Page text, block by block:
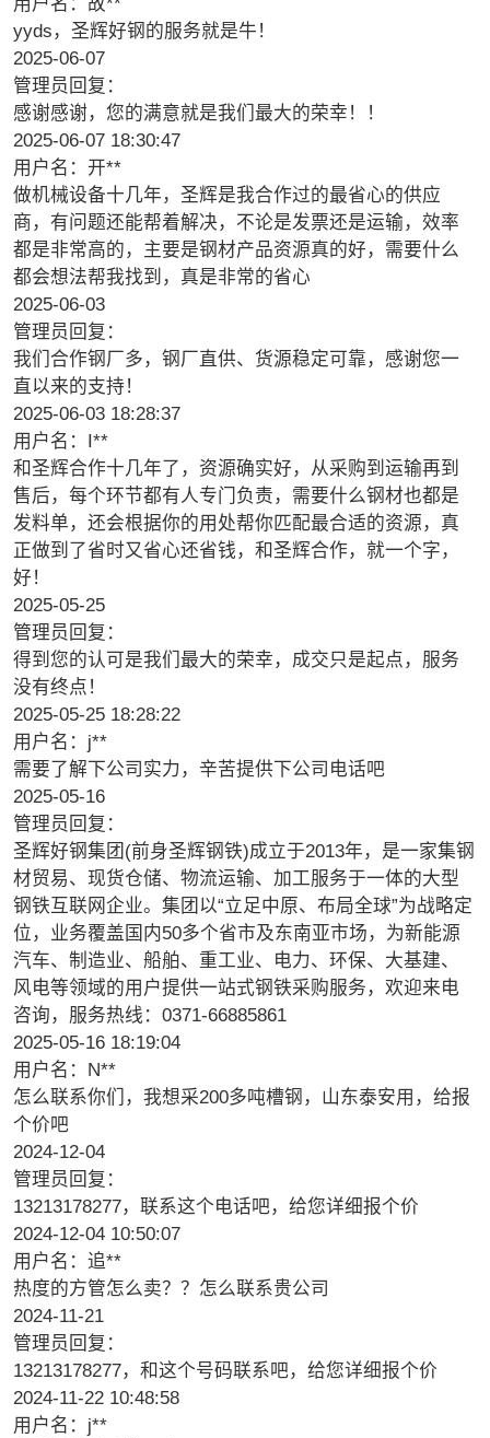
yyds，圣辉好钢的服务就是牛！
2025-06-07
管理员回复：
感谢感谢，您的满意就是我们最大的荣幸！！
2025-06-07 18:30:47
用户名：开**
做机械设备十几年，圣辉是我合作过的最省心的供应
商，有问题还能帮着解决，不论是发票还是运输，效率
都是非常高的，主要是钢材产品资源真的好，需要什么
都会想法帮我找到，真是非常的省心
2025-06-03
管理员回复：
我们合作钢厂多，钢厂直供、货源稳定可靠，感谢您一
直以来的支持！
2025-06-03 18:28:37
用户名：I**
和圣辉合作十几年了，资源确实好，从采购到运输再到
售后，每个环节都有人专门负责，需要什么钢材也都是
发料单，还会根据你的用处帮你匹配最合适的资源，真
正做到了省时又省心还省钱，和圣辉合作，就一个字，
好！
2025-05-25
管理员回复：
得到您的认可是我们最大的荣幸，成交只是起点，服务
没有终点！
2025-05-25 18:28:22
用户名：j**
需要了解下公司实力，辛苦提供下公司电话吧
2025-05-16
管理员回复：
圣辉好钢集团(前身圣辉钢铁)成立于2013年，是一家集钢
材贸易、现货仓储、物流运输、加工服务于一体的大型
钢铁互联网企业。集团以“立足中原、布局全球”为战略定
位，业务覆盖国内50多个省市及东南亚市场，为新能源
汽车、制造业、船舶、重工业、电力、环保、大基建、
风电等领域的用户提供一站式钢铁采购服务，欢迎来电
咨询，服务热线：0371-66885861
2025-05-16 18:19:04
用户名：N**
怎么联系你们，我想采200多吨槽钢，山东泰安用，给报
个价吧
2024-12-04
管理员回复：
13213178277，联系这个电话吧，给您详细报个价
2024-12-04 10:50:07
用户名：追**
热度的方管怎么卖？？怎么联系贵公司
2024-11-21
管理员回复：
13213178277，和这个号码联系吧，给您详细报个价
2024-11-22 10:48:58
用户名：j**